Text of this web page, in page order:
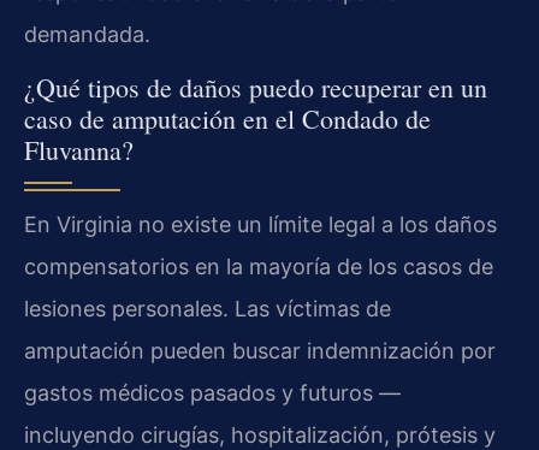
demandada.
¿Qué tipos de daños puedo recuperar en un
caso de amputación en el Condado de
Fluvanna?
En Virginia no existe un límite legal a los daños
compensatorios en la mayoría de los casos de
lesiones personales. Las víctimas de
amputación pueden buscar indemnización por
gastos médicos pasados y futuros —
incluyendo cirugías, hospitalización, prótesis y